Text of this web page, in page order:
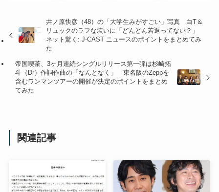
井ノ原快彦（48）の「大学生みがすごい」写真 白T＆
リュックのラフな装いに「どんどん若返ってない？」
ネット驚く: J-CAST ニュースのポイントをまとめてみ
た
帝国喫茶、3ヶ月連続シングルリリース第一弾は杉崎拓
斗（Dr）作詞作曲の「なんとなく」 東名阪のZeppを
含むワンマンツアーの開催が決定のポイントをまとめ
てみた
関連記事